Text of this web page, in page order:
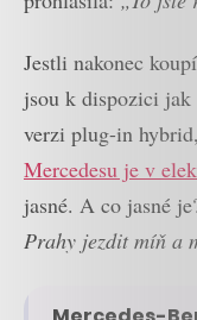
Jestli nakonec
jsou k dispozici jak
verzi plug-in
Mercedesu je v
jasné. A co jasné
Prahy jezdit míň a